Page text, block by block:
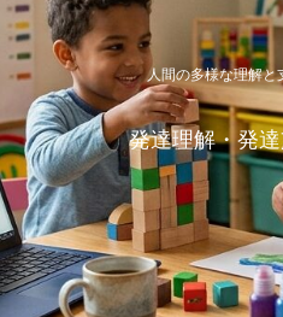
人間の多様な理解と
発達理解・発